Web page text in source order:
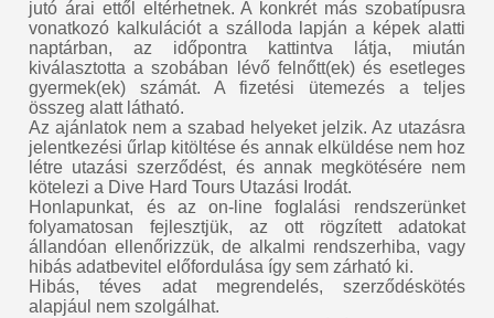
jutó árai ettől eltérhetnek. A konkrét más szobatípusra
vonatkozó kalkulációt a szálloda lapján a képek alatti
naptárban, az időpontra kattintva látja, miután
kiválasztotta a szobában lévő felnőtt(ek) és esetleges
gyermek(ek) számát. A fizetési ütemezés a teljes
összeg alatt látható.
Az ajánlatok nem a szabad helyeket jelzik. Az utazásra
jelentkezési űrlap kitöltése és annak elküldése nem hoz
létre utazási szerződést, és annak megkötésére nem
kötelezi a Dive Hard Tours Utazási Irodát.
Honlapunkat, és az on-line foglalási rendszerünket
folyamatosan fejlesztjük, az ott rögzített adatokat
állandóan ellenőrizzük, de alkalmi rendszerhiba, vagy
hibás adatbevitel előfordulása így sem zárható ki.
Hibás, téves adat megrendelés, szerződéskötés
alapjául nem szolgálhat.